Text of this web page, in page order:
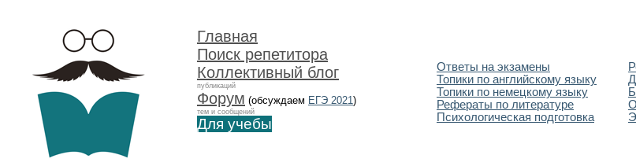
Главная
Поиск репетитора
Коллективный блог
публикаций
Форум (обсуждаем ЕГЭ 2021)
тем и сообщений
Для учебы
Ответы на экзамены
Топики по английскому языку
Топики по немецкому языку
Рефераты по литературе
Психологическая подготовка